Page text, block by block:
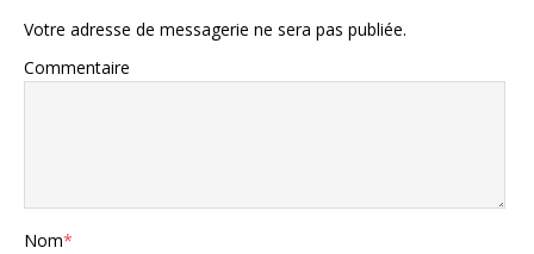
Votre adresse de messagerie ne sera pas publiée.
Commentaire
Nom*